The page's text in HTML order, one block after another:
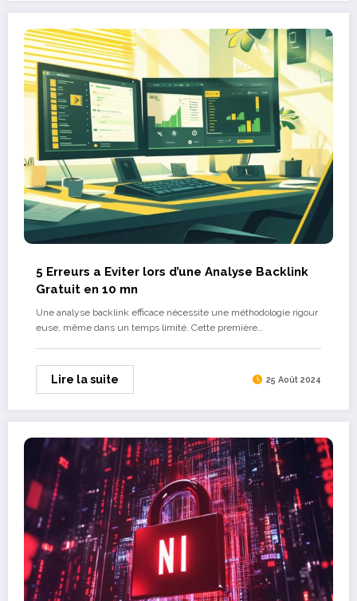
5 Erreurs a Eviter lors d’une Analyse Backlink
Gratuit en 10 mn
Une analyse backlink efficace nécessite une méthodologie rigour
euse, même dans un temps limité. Cette première…
Lire la suite 25 Août 2024